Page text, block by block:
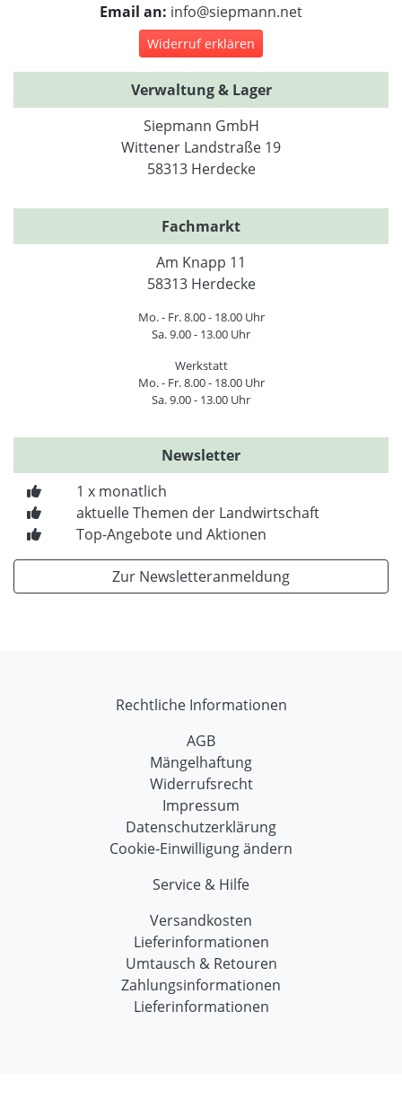
Email an: info@siepmann.net
Widerruf erklären
Verwaltung & Lager
Siepmann GmbH
Wittener Landstraße 19
58313 Herdecke
Fachmarkt
Am Knapp 11
58313 Herdecke
Mo. - Fr. 8.00 - 18.00 Uhr
Sa. 9.00 - 13.00 Uhr
Werkstatt
Mo. - Fr. 8.00 - 18.00 Uhr
Sa. 9.00 - 13.00 Uhr
Newsletter
1 x monatlich
aktuelle Themen der Landwirtschaft
Top-Angebote und Aktionen
Zur Newsletteranmeldung
Rechtliche Informationen
AGB
Mängelhaftung
Widerrufsrecht
Impressum
Datenschutzerklärung
Cookie-Einwilligung ändern
Service & Hilfe
Versandkosten
Lieferinformationen
Umtausch & Retouren
Zahlungsinformationen
Lieferinformationen